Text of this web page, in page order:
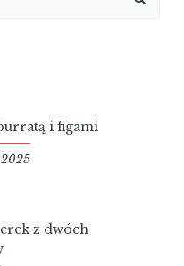
i figami
z dwóch